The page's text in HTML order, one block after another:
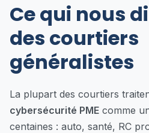
Ce qui nous
des courtiers
généralistes
La plupart des courtiers
cybersécurité PME comme
centaines : auto, santé, RC